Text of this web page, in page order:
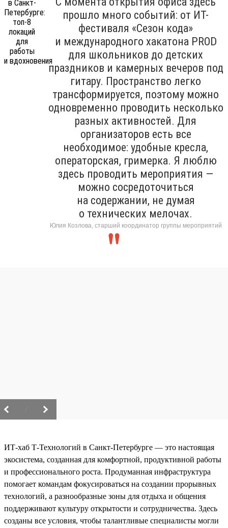
прошло много событий: от ИТ-
фестиваля «Сезон кода»
и международного хакатона PROD
для школьников до детских
праздников и камерных вечеров под
гитару. Пространство легко
трансформируется, поэтому можно
одновременно проводить несколько
разных активностей. Для
организаторов есть все
необходимое: удобные кресла,
операторская, гримерка. Я люблю
здесь проводить мероприятия —
можно сосредоточиться
на содержании, не думая
о технических мелочах.
Юлия Козлова, старший координатор группы мероприятий
ИТ-хаб Т-Технологий в Санкт-Петербурге — это настоящая
экосистема, созданная для комфортной, продуктивной работы
и профессионального роста. Продуманная инфраструктура
помогает командам фокусироваться на создании прорывных
технологий, а разнообразные зоны для отдыха и общения
поддерживают культуру открытости и сотрудничества. Здесь
созданы все условия, чтобы талантливые специалисты могли